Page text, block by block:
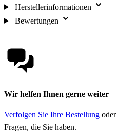
Herstellerinformationen
Bewertungen
Wir helfen Ihnen gerne weiter
Verfolgen Sie Ihre Bestellung oder
Fragen, die Sie haben.